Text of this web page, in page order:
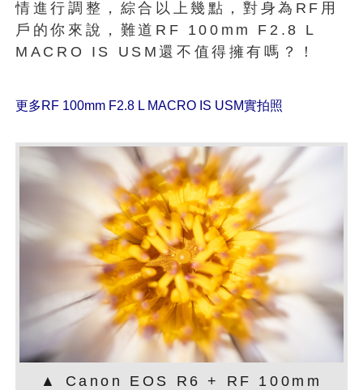
情進行調整，綜合以上幾點，對身為RF用
戶的你來說，難道RF 100mm F2.8 L
MACRO IS USM還不值得擁有嗎？！
更多RF 100mm F2.8 L MACRO IS USM實拍照
▲ Canon EOS R6 + RF 100mm